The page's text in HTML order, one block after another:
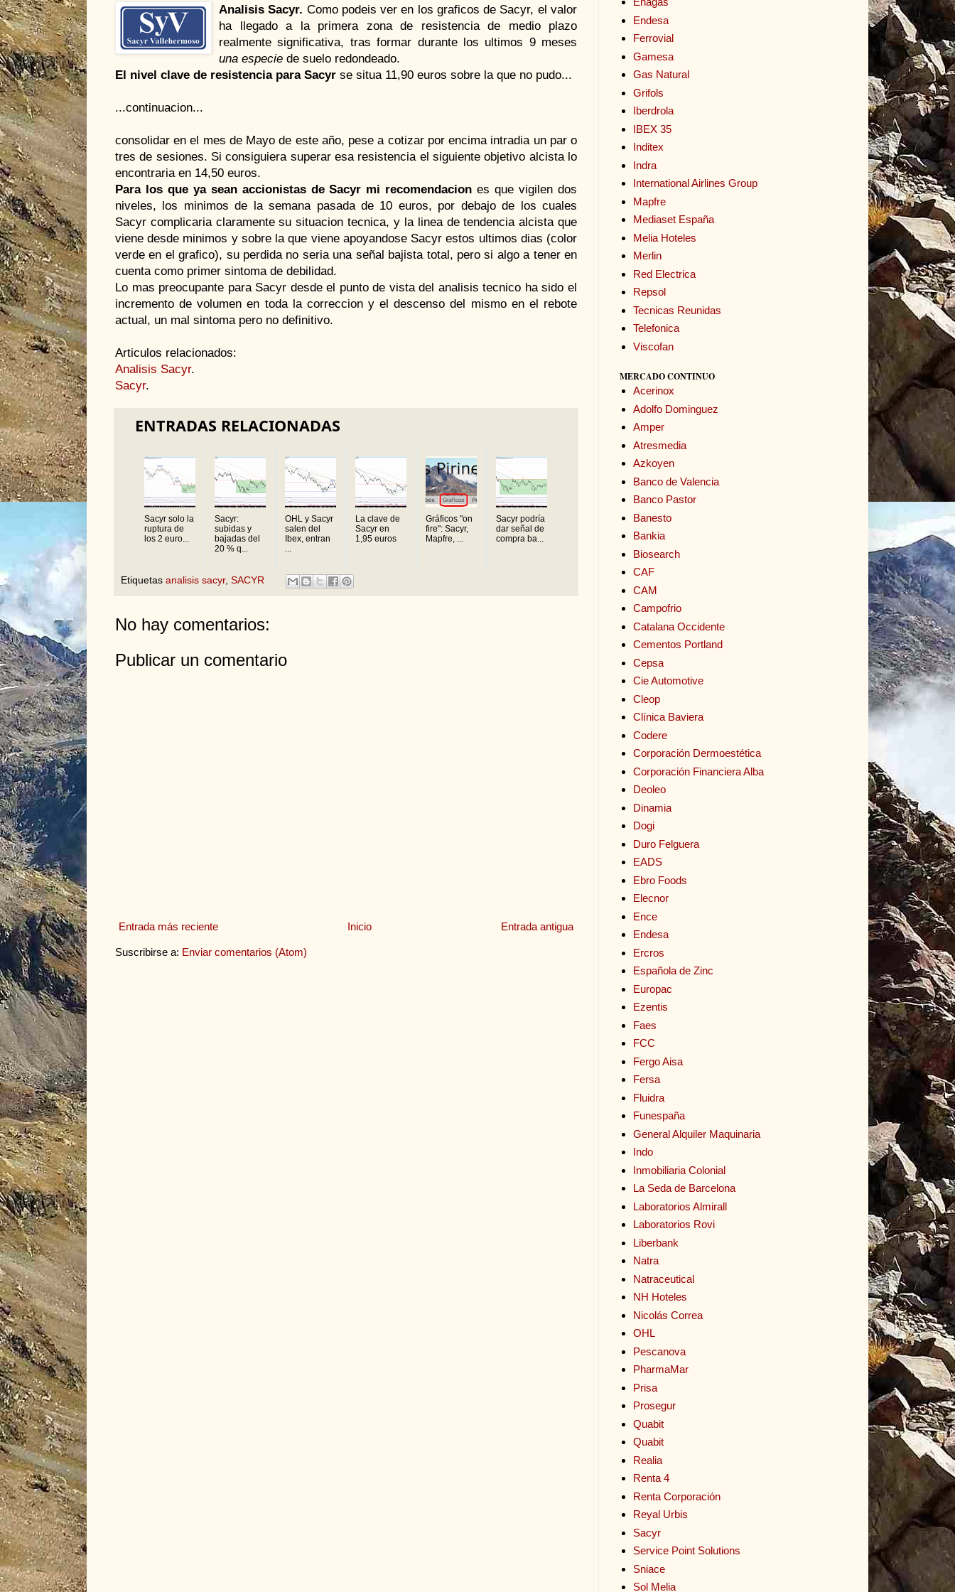
Analisis Sacyr. Como podeis ver en los graficos de Sacyr, el valor
ha llegado a la primera zona de resistencia de medio plazo
realmente significativa, tras formar durante los ultimos 9 meses
una especie de suelo redondeado.
El nivel clave de resistencia para Sacyr se situa 11,90 euros sobre la que no pudo...
...continuacion...
consolidar en el mes de Mayo de este año, pese a cotizar por encima intradia un par o
tres de sesiones. Si consiguiera superar esa resistencia el siguiente objetivo alcista lo
encontraria en 14,50 euros.
Para los que ya sean accionistas de Sacyr mi recomendacion es que vigilen dos
niveles, los minimos de la semana pasada de 10 euros, por debajo de los cuales
Sacyr complicaria claramente su situacion tecnica, y la linea de tendencia alcista que
viene desde minimos y sobre la que viene apoyandose Sacyr estos ultimos dias (color
verde en el grafico), su perdida no seria una señal bajista total, pero si algo a tener en
cuenta como primer sintoma de debilidad.
Lo mas preocupante para Sacyr desde el punto de vista del analisis tecnico ha sido el
incremento de volumen en toda la correccion y el descenso del mismo en el rebote
actual, un mal sintoma pero no definitivo.
Articulos relacionados:
Analisis Sacyr.
Sacyr.
ENTRADAS RELACIONADAS
Sacyr solo la
ruptura de
los 2 euro...
Sacyr:
subidas y
bajadas del
20 % q...
OHL y Sacyr
salen del
Ibex, entran
...
La clave de
Sacyr en
1,95 euros
Gráficos "on
fire": Sacyr,
Mapfre, ...
Sacyr podría
dar señal de
compra ba...
Etiquetas analisis sacyr, SACYR
No hay comentarios:
Publicar un comentario
Entrada más reciente Entrada antigua
Inicio
Suscribirse a: Enviar comentarios (Atom)
Endesa
Ferrovial
Gamesa
Gas Natural
Grifols
Iberdrola
IBEX 35
Inditex
Indra
International Airlines Group
Mapfre
Mediaset España
Melia Hoteles
Merlin
Red Electrica
Repsol
Tecnicas Reunidas
Telefonica
Viscofan
MERCADO CONTINUO
Acerinox
Adolfo Dominguez
Amper
Atresmedia
Azkoyen
Banco de Valencia
Banco Pastor
Banesto
Bankia
Biosearch
CAF
CAM
Campofrio
Catalana Occidente
Cementos Portland
Cepsa
Cie Automotive
Cleop
Clínica Baviera
Codere
Corporación Dermoestética
Corporación Financiera Alba
Deoleo
Dinamia
Dogi
Duro Felguera
EADS
Ebro Foods
Elecnor
Ence
Endesa
Ercros
Española de Zinc
Europac
Ezentis
Faes
FCC
Fergo Aisa
Fersa
Fluidra
Funespaña
General Alquiler Maquinaria
Indo
Inmobiliaria Colonial
La Seda de Barcelona
Laboratorios Almirall
Laboratorios Rovi
Liberbank
Natra
Natraceutical
NH Hoteles
Nicolás Correa
OHL
Pescanova
PharmaMar
Prisa
Prosegur
Quabit
Quabit
Realia
Renta 4
Renta Corporación
Reyal Urbis
Sacyr
Service Point Solutions
Sniace
Sol Melia